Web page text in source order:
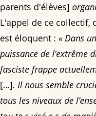
parents d'élèves]
L'appel de ce collectif,
est éloquent : « Dans
puissance de l’extrême
fasciste frappe
[…]. Il nous semble
tous les niveaux de